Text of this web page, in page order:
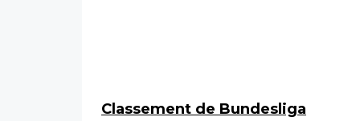
Classement de Bundesliga